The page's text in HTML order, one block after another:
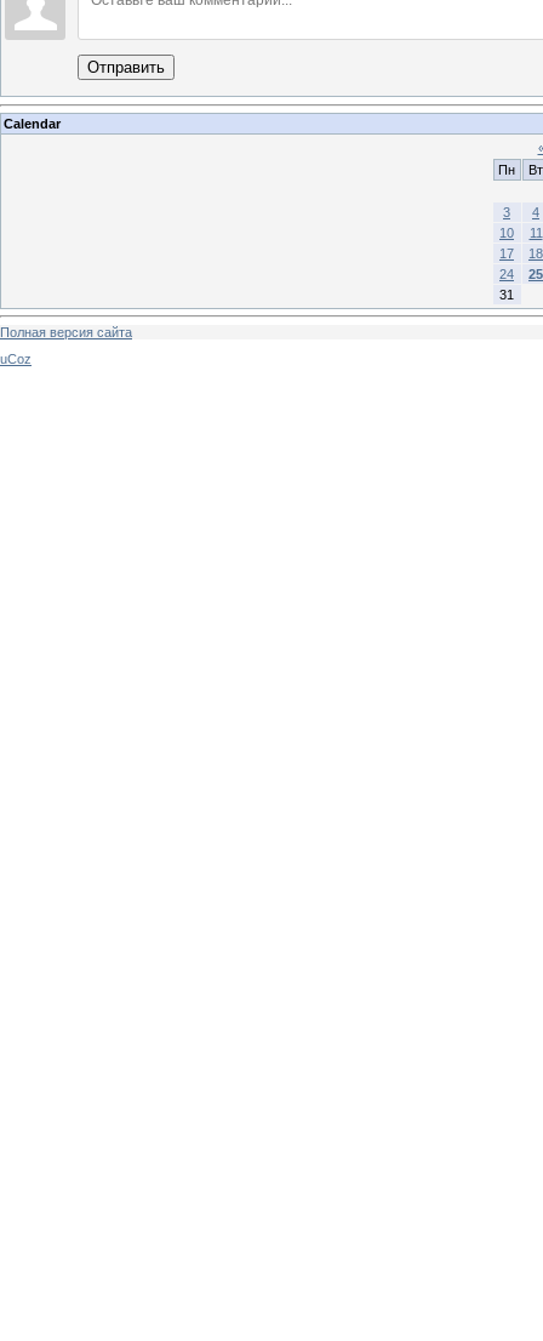
Отправить
Calendar
Пн
Вт
3
4
10
11
17
18
24
25
31
Полная версия сайта
uCoz